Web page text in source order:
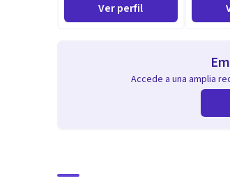
Ver perfil
Accede a una amplia